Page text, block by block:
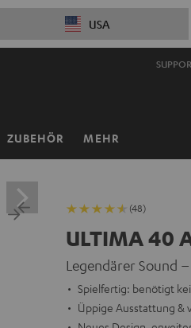
USA
ZUBEHÖR MEHR
(48)
ULTIMA 40
Legendärer Sound
Spielfertig: benötigt
Üppige Ausstattung &